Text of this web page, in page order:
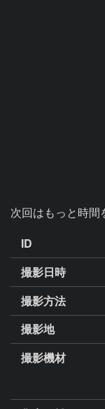
次回はもっと時間
ID
撮影日時
撮影方法
撮影地
撮影機材